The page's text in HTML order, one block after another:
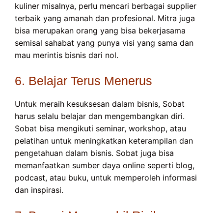
kuliner misalnya, perlu mencari berbagai supplier
terbaik yang amanah dan profesional. Mitra juga
bisa merupakan orang yang bisa bekerjasama
semisal sahabat yang punya visi yang sama dan
mau merintis bisnis dari nol.
6. Belajar Terus Menerus
Untuk meraih kesuksesan dalam bisnis, Sobat
harus selalu belajar dan mengembangkan diri.
Sobat bisa mengikuti seminar, workshop, atau
pelatihan untuk meningkatkan keterampilan dan
pengetahuan dalam bisnis. Sobat juga bisa
memanfaatkan sumber daya online seperti blog,
podcast, atau buku, untuk memperoleh informasi
dan inspirasi.